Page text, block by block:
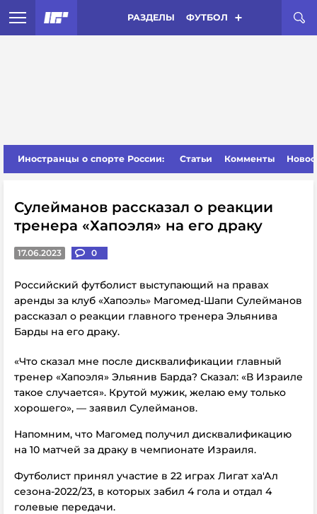
РАЗДЕЛЫ ФУТБОЛ
Иностранцы о спорте России: Статьи Комменты
Сулейманов рассказал о реакции
тренера «Хапоэля» на его драку
17.06.2023 0
Российский футболист выступающий на правах
аренды за клуб «Хапоэль» Магомед-Шапи Сулейманов
рассказал о реакции главного тренера Эльянива
Барды на его драку.
«Что сказал мне после дисквалификации главный
тренер «Хапоэля» Эльянив Барда? Сказал: «В Израиле
такое случается». Крутой мужик, желаю ему только
хорошего», — заявил Сулейманов.
Напомним, что Магомед получил дисквалификацию
на 10 матчей за драку в чемпионате Израиля.
Футболист принял участие в 22 играх Лигат ха'Ал
сезона-2022/23, в которых забил 4 гола и отдал 4
голевые передачи.